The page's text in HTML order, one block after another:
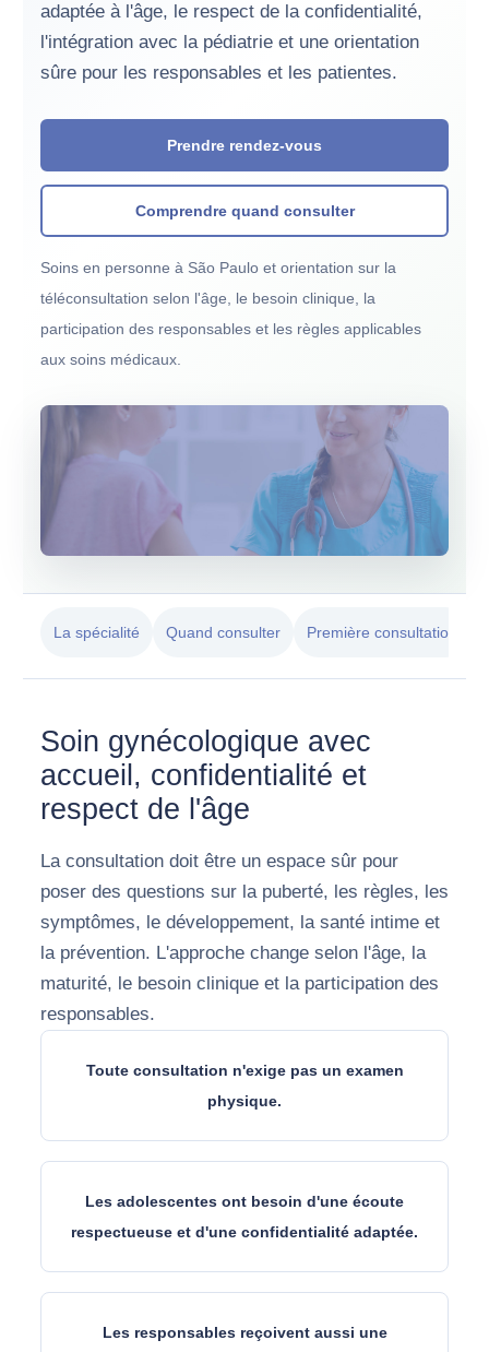
adaptée à l'âge, le respect de la confidentialité,
l'intégration avec la pédiatrie et une orientation
sûre pour les responsables et les patientes.
Prendre rendez-vous
Comprendre quand consulter
Soins en personne à São Paulo et orientation sur la
téléconsultation selon l'âge, le besoin clinique, la
participation des responsables et les règles applicables
aux soins médicaux.
La spécialité Quand consulter Première consultation
Soin gynécologique avec
accueil, confidentialité et
respect de l'âge
La consultation doit être un espace sûr pour
poser des questions sur la puberté, les règles, les
symptômes, le développement, la santé intime et
la prévention. L'approche change selon l'âge, la
maturité, le besoin clinique et la participation des
responsables.
Toute consultation n'exige pas un examen
physique.
Les adolescentes ont besoin d'une écoute
respectueuse et d'une confidentialité adaptée.
Les responsables reçoivent aussi une